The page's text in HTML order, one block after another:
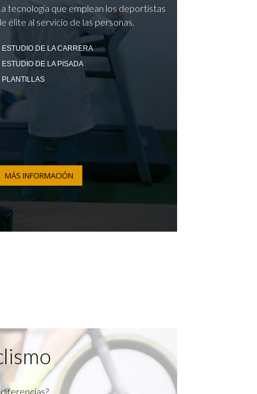
tecnología que emplean los deportistas
élite al servicio de las personas.
ESTUDIO DE LA CARRERA
ESTUDIO DE LA PISADA
PLANTILLAS
MÁS INFORMACIÓN